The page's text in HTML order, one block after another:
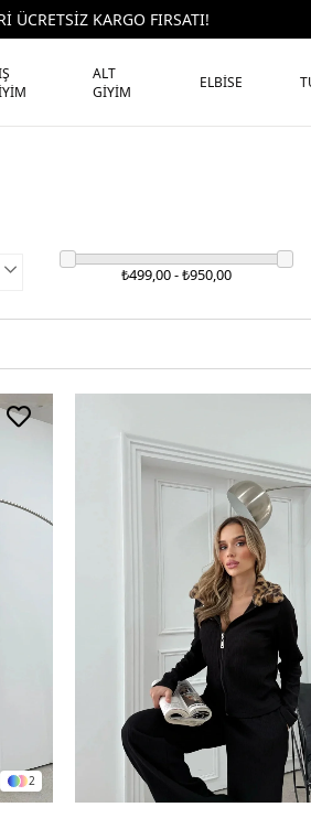
ÜCRETSİZ KARGO FIRSATI!
ALT
GİYİM
ELBİSE
₺499,00 - ₺950,00
2